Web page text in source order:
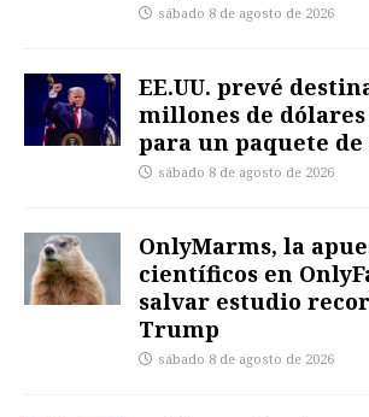
sábado 8 de agosto de 2026
EE.UU. prevé
millones de
para un paquete
sábado 8 de agosto de 2026
OnlyMarms, la
científicos en
salvar estudio
Trump
sábado 8 de agosto de 2026